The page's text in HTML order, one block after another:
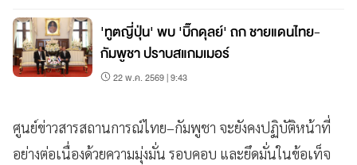
'ทูตญี่ปุ่น' พบ 'บิ๊กดุลย์' ถก ชายแดนไทย-
กัมพูชา ปราบสแกมเมอร์
22 พ.ค. 2569 | 9:43
ศูนย์ข่าวสารสถานการณ์ไทย–กัมพูชา จะยังคงปฏิบัติหน้าที่
อย่างต่อเนื่องด้วยความมุ่งมั่น รอบคอบ และยึดมั่นในข้อเท็จ